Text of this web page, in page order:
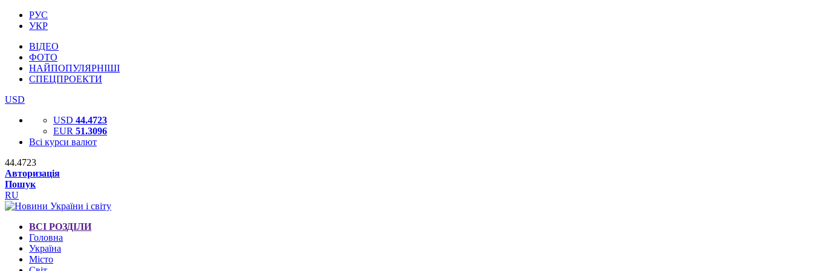
РУС
УКР
ВІДЕО
ФОТО
НАЙПОПУЛЯРНІШІ
СПЕЦПРОЕКТИ
USD
USD 44.4723
EUR 51.3096
Всі курси валют
44.4723
Авторизація
Пошук
RU
ВСІ РОЗДІЛИ
Головна
Україна
Місто